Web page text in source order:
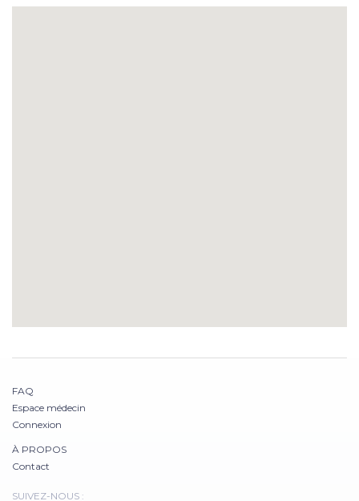
FAQ
Espace médecin
Connexion
À PROPOS
Contact
SUIVEZ-NOUS :